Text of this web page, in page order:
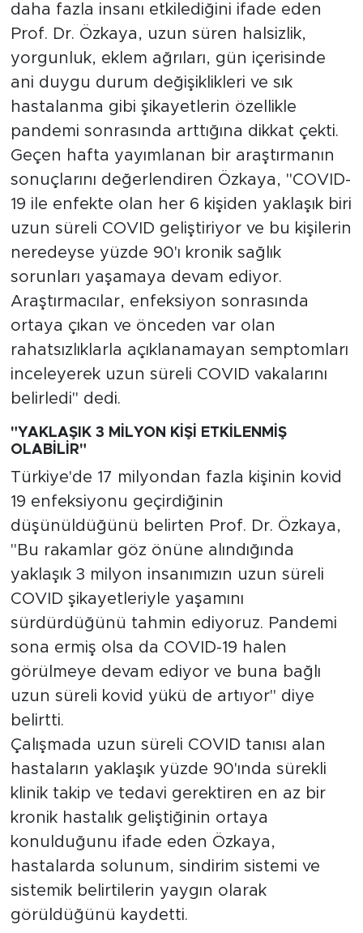
daha fazla insanı etkilediğini ifade eden
Prof. Dr. Özkaya, uzun süren halsizlik,
yorgunluk, eklem ağrıları, gün içerisinde
ani duygu durum değişiklikleri ve sık
hastalanma gibi şikayetlerin özellikle
pandemi sonrasında arttığına dikkat çekti.
Geçen hafta yayımlanan bir araştırmanın
sonuçlarını değerlendiren Özkaya, "COVID-
19 ile enfekte olan her 6 kişiden yaklaşık biri
uzun süreli COVID geliştiriyor ve bu kişilerin
neredeyse yüzde 90'ı kronik sağlık
sorunları yaşamaya devam ediyor.
Araştırmacılar, enfeksiyon sonrasında
ortaya çıkan ve önceden var olan
rahatsızlıklarla açıklanamayan semptomları
inceleyerek uzun süreli COVID vakalarını
belirledi" dedi.
"YAKLAŞIK 3 MİLYON KİŞİ ETKİLENMİŞ
OLABİLİR"
Türkiye'de 17 milyondan fazla kişinin kovid
19 enfeksiyonu geçirdiğinin
düşünüldüğünü belirten Prof. Dr. Özkaya,
"Bu rakamlar göz önüne alındığında
yaklaşık 3 milyon insanımızın uzun süreli
COVID şikayetleriyle yaşamını
sürdürdüğünü tahmin ediyoruz. Pandemi
sona ermiş olsa da COVID-19 halen
görülmeye devam ediyor ve buna bağlı
uzun süreli kovid yükü de artıyor" diye
belirtti.
Çalışmada uzun süreli COVID tanısı alan
hastaların yaklaşık yüzde 90'ında sürekli
klinik takip ve tedavi gerektiren en az bir
kronik hastalık geliştiğinin ortaya
konulduğunu ifade eden Özkaya,
hastalarda solunum, sindirim sistemi ve
sistemik belirtilerin yaygın olarak
görüldüğünü kaydetti.